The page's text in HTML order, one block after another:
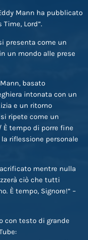
Mann ha pubblicato
Lord”.
presenta come un
un mondo alle prese
basato
intonata con un
e un ritorno
ripete come un
È tempo di porre fine
riflessione personale
mentre nulla
ciò che tutti
È tempo, Signore!” –
con testo di grande